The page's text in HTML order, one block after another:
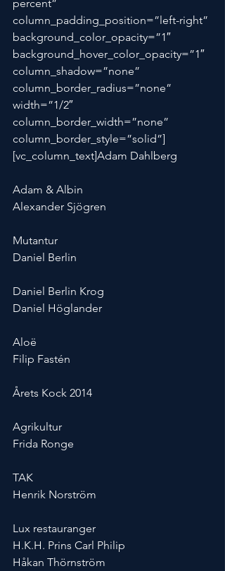
percent”
column_padding_position=”left-right”
background_color_opacity=”1″
background_hover_color_opacity=”1″
column_shadow=”none”
column_border_radius=”none”
width=”1/2″
column_border_width=”none”
column_border_style=”solid”]
[vc_column_text]Adam Dahlberg
Adam & Albin
Alexander Sjögren
Mutantur
Daniel Berlin
Daniel Berlin Krog
Daniel Höglander
Aloë
Filip Fastén
Årets Kock 2014
Agrikultur
Frida Ronge
TAK
Henrik Norström
Lux restauranger
H.K.H. Prins Carl Philip
Håkan Thörnström